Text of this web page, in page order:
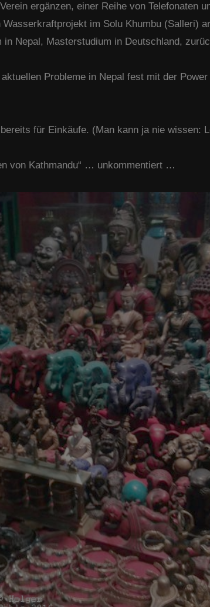
ergänzen, einer Reihe von Telefonaten
im Solu Khumbu (Salleri)
Nepal, Masterstudium in Deutschland,
Probleme in Nepal fest mit der
für Einkäufe. (Man kann ja nie wissen:
von Kathmandu“ … unkommentiert …